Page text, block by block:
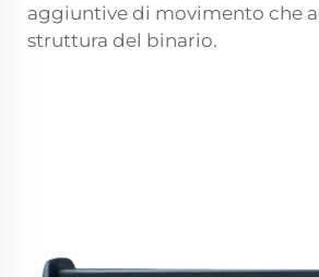
aggiuntive di movimento che
struttura del binario.